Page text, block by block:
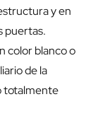
y en
puertas.
color blanco o
de la
totalmente